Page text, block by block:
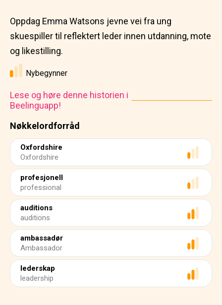
Nøkkelordforråd
Oxfordshire
Oxfordshire
profesjonell
professional
auditions
auditions
ambassadør
Ambassador
lederskap
leadership
Oppdag Emma Watsons jevne vei fra ung
skuespiller til reflektert leder innen utdanning, mote
og likestilling.
Nybegynner
Lese og høre denne historien i
Beelinguapp!